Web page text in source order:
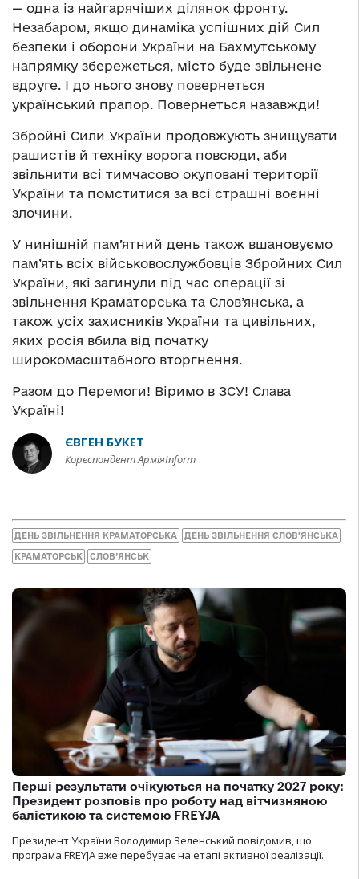
— одна із найгарячіших ділянок фронту.
Незабаром, якщо динаміка успішних дій Сил
безпеки і оборони України на Бахмутському
напрямку збережеться, місто буде звільнене
вдруге. І до нього знову повернеться
український прапор. Повернеться назавжди!
Збройні Сили України продовжують знищувати
рашистів й техніку ворога повсюди, аби
звільнити всі тимчасово окуповані території
України та помститися за всі страшні воєнні
злочини.
У нинішній пам’ятний день також вшановуємо
пам’ять всіх військовослужбовців Збройних Сил
України, які загинули під час операції зі
звільнення Краматорська та Слов’янська, а
також усіх захисників України та цивільних,
яких росія вбила від початку
широкомасштабного вторгнення.
Разом до Перемоги! Віримо в ЗСУ! Слава
Україні!
ЄВГЕН БУКЕТ
Кореспондент АрміяInform
ДЕНЬ ЗВІЛЬНЕННЯ КРАМАТОРСЬКА ДЕНЬ ЗВІЛЬНЕННЯ СЛОВ'ЯНСЬКА
КРАМАТОРСЬК СЛОВ’ЯНСЬК
Перші результати очікуються на початку 2027 року:
Президент розповів про роботу над вітчизняною
балістикою та системою FREYJA
Президент України Володимир Зеленський повідомив, що
програма FREYJA вже перебуває на етапі активної реалізації.